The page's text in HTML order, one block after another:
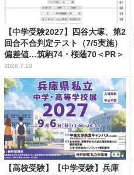
【中学受験2027】四谷大塚、第2
回合不合判定テスト（7/5実施）
偏差値…筑駒74・桜蔭70＜PR＞
2026.7.10
【高校受験】【中学受験】兵庫